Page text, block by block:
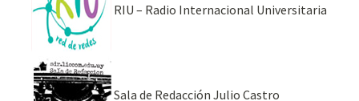
RIU – Radio Internacional Universitaria
Sala de Redacción Julio Castro